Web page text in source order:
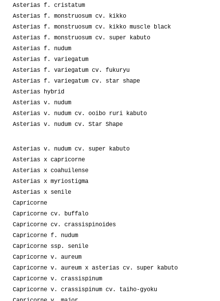
Asterias f. cristatum
Asterias f. monstruosum cv. kikko
Asterias f. monstruosum cv. kikko muscle black
Asterias f. monstruosum cv. super kabuto
Asterias f. nudum
Asterias f. variegatum
Asterias f. variegatum cv. fukuryu
Asterias f. variegatum cv. star shape
Asterias hybrid
Asterias v. nudum
Asterias v. nudum cv. ooibo ruri kabuto
Asterias v. nudum cv. Star Shape
Asterias v. nudum cv. super kabuto
Asterias x capricorne
Asterias x coahuilense
Asterias x myriostigma
Asterias x senile
Capricorne
Capricorne cv. buffalo
Capricorne cv. crassispinoides
Capricorne f. nudum
Capricorne ssp. senile
Capricorne v. aureum
Capricorne v. aureum x asterias cv. super kabuto
Capricorne v. crassispinum
Capricorne v. crassispinum cv. taiho-gyoku